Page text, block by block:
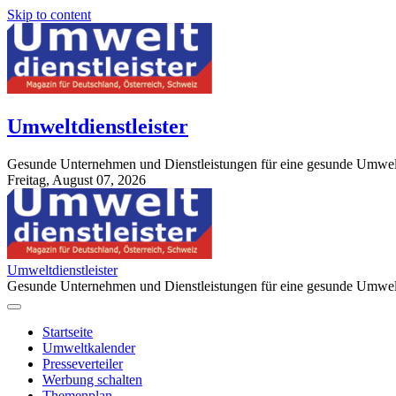
Skip to content
Umweltdienstleister
Gesunde Unternehmen und Dienstleistungen für eine gesunde
Freitag, August 07, 2026
StuttgartApotheke.com
Umweltdienstleister
Gesunde Unternehmen und Dienstleistungen für eine gesunde
Startseite
Umweltkalender
Presseverteiler
Werbung schalten